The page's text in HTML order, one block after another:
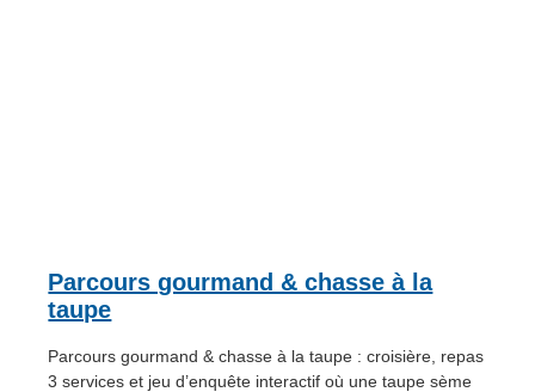
Parcours gourmand & chasse à la
taupe
Parcours gourmand & chasse à la taupe : croisière, repas
3 services et jeu d’enquête interactif où une taupe sème